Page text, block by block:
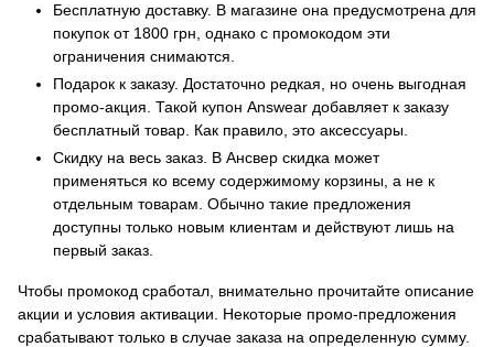
Бесплатную доставку. В магазине она предусмотрена для
покупок от 1800 грн, однако с промокодом эти
ограничения снимаются.
Подарок к заказу. Достаточно редкая, но очень выгодная
промо-акция. Такой купон Answear добавляет к заказу
бесплатный товар. Как правило, это аксессуары.
Скидку на весь заказ. В Ансвер скидка может
применяться ко всему содержимому корзины, а не к
отдельным товарам. Обычно такие предложения
доступны только новым клиентам и действуют лишь на
первый заказ.
Чтобы промокод сработал, внимательно прочитайте описание
акции и условия активации. Некоторые промо-предложения
срабатывают только в случае заказа на определенную сумму.